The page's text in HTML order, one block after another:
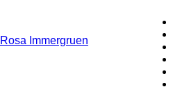
Rosa Immergruen